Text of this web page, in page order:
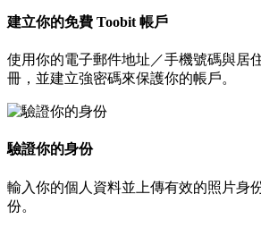
建立你的免費 Toobit 帳戶
使用你的電子郵件地址／手機號碼與居
冊，並建立強密碼來保護你的帳戶。
驗證你的身份
輸入你的個人資料並上傳有效的照片身
份。